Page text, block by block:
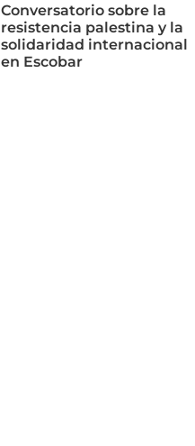
Conversatorio sobre la
resistencia palestina y la
solidaridad internacional
en Escobar